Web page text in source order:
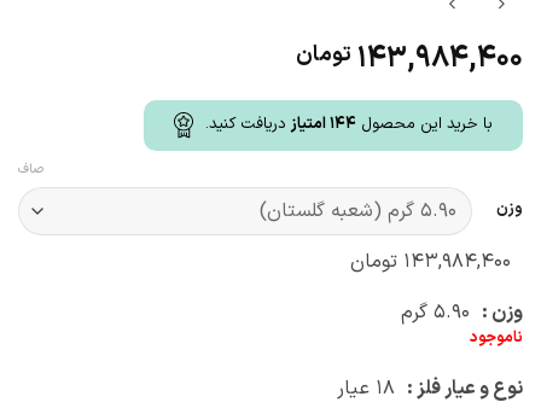
143,984,400 تومان
با خرید این محصول 144امتیاز دریافت کنید.
وزن
صاف
۱۴۳,۹۸۴,۴۰۰ تومان
وزن : ۵.۹۰ گرم
ناموجود
نوع و عیار فلز : ۱۸ عیار